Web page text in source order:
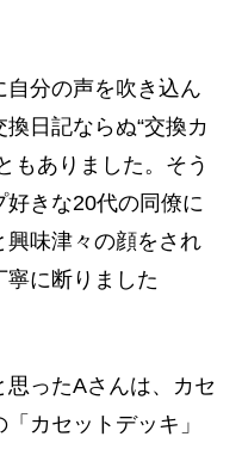
分の声を吹き込ん
日記ならぬ“交換カ
もありました。そう
好きな20代の同僚に
味津々の顔をされ
寧に断りました
ったAさんは、カセ
カセットデッキ」